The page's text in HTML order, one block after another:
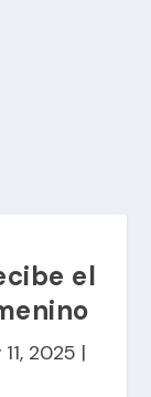
el
2025 |